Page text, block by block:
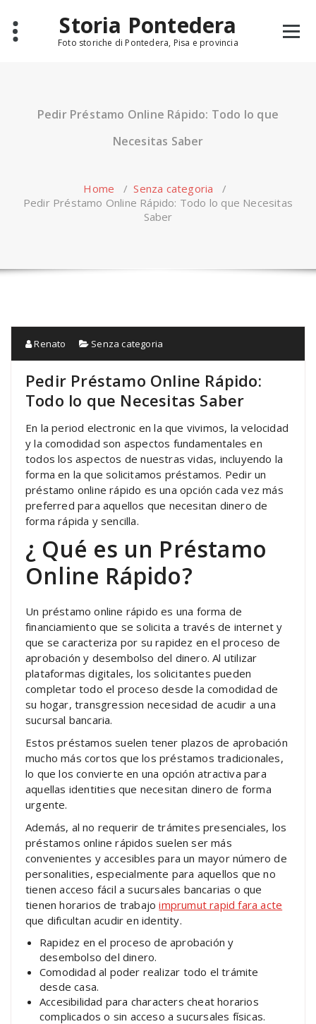
content
Storia Pontedera
Foto storiche di Pontedera, Pisa e provincia
Pedir Préstamo Online Rápido: Todo lo que
Necesitas Saber
Home /Senza categoria /
Pedir Préstamo Online Rápido: Todo lo que Necesitas
Saber
Renato Senza categoria
Pedir Préstamo Online Rápido:
Todo lo que Necesitas Saber
En la period electronic en la que vivimos, la velocidad
y la comodidad son aspectos fundamentales en
todos los aspectos de nuestras vidas, incluyendo la
forma en la que solicitamos préstamos. Pedir un
préstamo online rápido es una opción cada vez más
preferred para aquellos que necesitan dinero de
forma rápida y sencilla.
¿ Qué es un Préstamo
Online Rápido?
Un préstamo online rápido es una forma de
financiamiento que se solicita a través de internet y
que se caracteriza por su rapidez en el proceso de
aprobación y desembolso del dinero. Al utilizar
plataformas digitales, los solicitantes pueden
completar todo el proceso desde la comodidad de
su hogar, transgression necesidad de acudir a una
sucursal bancaria.
Estos préstamos suelen tener plazos de aprobación
mucho más cortos que los préstamos tradicionales,
lo que los convierte en una opción atractiva para
aquellas identities que necesitan dinero de forma
urgente.
Además, al no requerir de trámites presenciales, los
préstamos online rápidos suelen ser más
convenientes y accesibles para un mayor número de
personalities, especialmente para aquellos que no
tienen acceso fácil a sucursales bancarias o que
tienen horarios de trabajoimprumut rapid fara acte
que dificultan acudir en identity.
Rapidez en el proceso de aprobación y
desembolso del dinero.
Comodidad al poder realizar todo el trámite
desde casa.
Accesibilidad para characters cheat horarios
complicados o sin acceso a sucursales físicas.